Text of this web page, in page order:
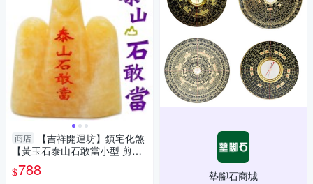
商店
【吉祥開運坊】鎮宅化煞
【黃玉石泰山石敢當小型 剪刀
煞 天斬煞 路沖】開光 擇日
$788 墊腳石商城